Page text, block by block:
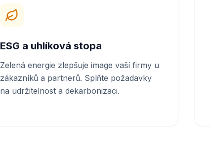
ESG a uhlíková stopa
Zelená energie zlepšuje image vaší firmy u
zákazníků a partnerů. Splňte požadavky
na udržitelnost a dekarbonizaci.